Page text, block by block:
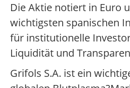
Die Aktie notiert in Euro
wichtigsten spanischen
für institutionelle
Liquidität und
Grifols S.A. ist ein